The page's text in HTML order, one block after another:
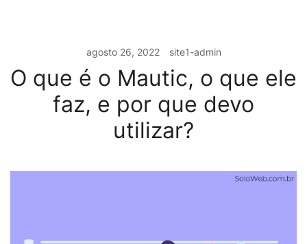
agosto 26, 2022 site1-admin
O que é o Mautic, o que ele
faz, e por que devo
utilizar?